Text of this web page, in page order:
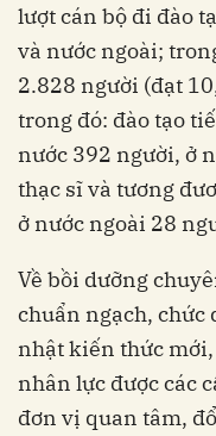
lượt cán bộ đi đào
và nước ngoài;
2.828 người (đạt
trong đó: đào tạo
nước 392 người, ở
thạc sĩ và tương
ở nước ngoài 28
Về bồi dưỡng
chuẩn ngạch, chức
nhật kiến thức
nhân lực được các
đơn vị quan tâm,